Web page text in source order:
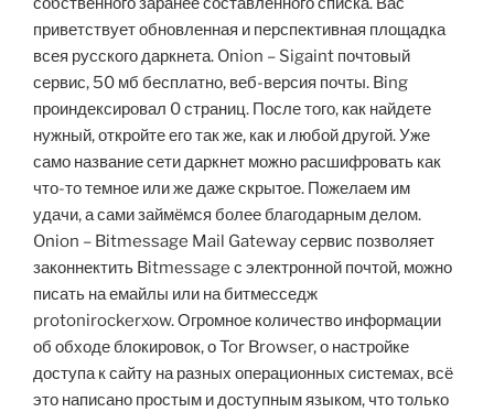
приветствует обновленная и перспективная площадка
всея русского даркнета. Onion – Sigaint почтовый
сервис, 50 мб бесплатно, веб-версия почты. Bing
проиндексировал 0 страниц. После того, как найдете
нужный, откройте его так же, как и любой другой. Уже
само название сети даркнет можно расшифровать как
что-то темное или же даже скрытое. Пожелаем им
удачи, а сами займёмся более благодарным делом.
Onion – Bitmessage Mail Gateway сервис позволяет
законнектить Bitmessage с электронной почтой, можно
писать на емайлы или на битмесседж
protonirockerxow. Огромное количество информации
об обходе блокировок, о Tor Browser, о настройке
доступа к сайту на разных операционных системах, всё
это написано простым и доступным языком, что только